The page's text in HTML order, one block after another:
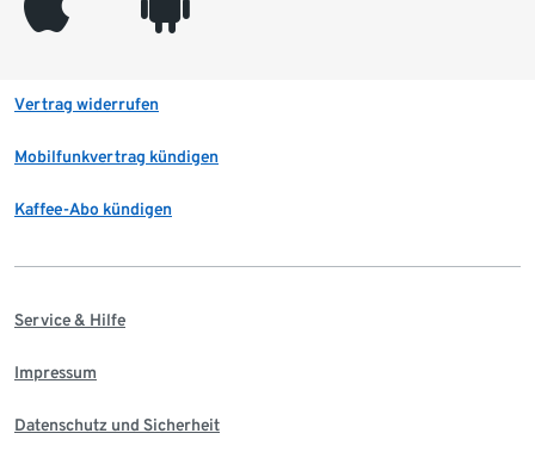
Vertrag widerrufen
Mobilfunkvertrag kündigen
Kaffee-Abo kündigen
Service & Hilfe
Impressum
Datenschutz und Sicherheit